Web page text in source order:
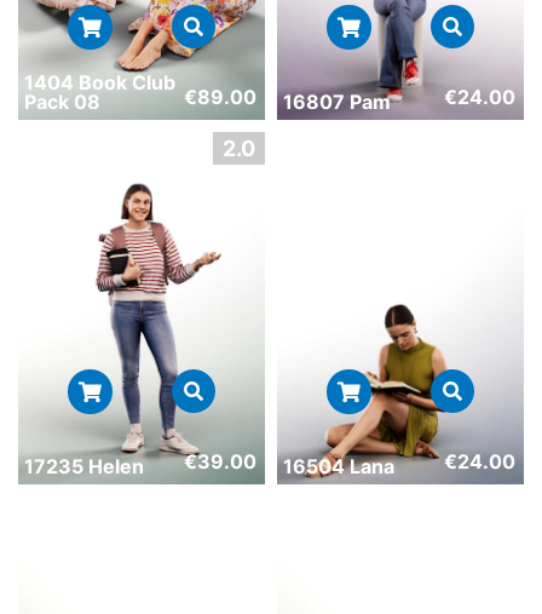
1404 Book Club
Pack 08
€89.00 16807 Pam €24.00
17235 Helen €39.00 16504 Lana €24.00